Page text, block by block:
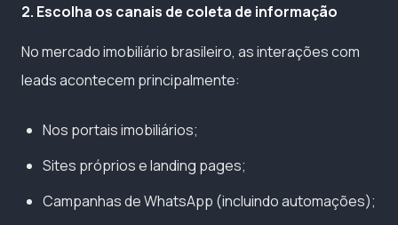
2. Escolha os canais de coleta de informação
No mercado imobiliário brasileiro, as interações com
leads acontecem principalmente:
Nos portais imobiliários;
Sites próprios e landing pages;
Campanhas de WhatsApp (incluindo automações);